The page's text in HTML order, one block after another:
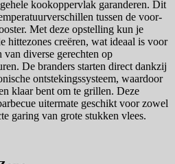
kookoppervlak garanderen. Dit
tussen de voor-
Met deze opstelling kun je
hittezones creëren, wat ideaal is voor
diverse gerechten op
De branders starten direct dankzij
ontstekingssysteem, waardoor
klaar bent om te grillen. Deze
uitermate geschikt voor zowel
garing van grote stukken vlees.